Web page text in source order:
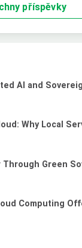
příspěvky
AI and
Why Local
Green
Computing